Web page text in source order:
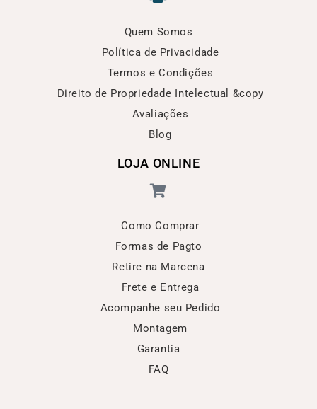
Quem Somos
Política de Privacidade
Termos e Condições
Direito de Propriedade Intelectual &copy
Avaliações
Blog
LOJA ONLINE
Como Comprar
Formas de Pagto
Retire na Marcena
Frete e Entrega
Acompanhe seu Pedido
Montagem
Garantia
FAQ